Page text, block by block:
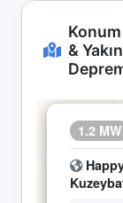
& Yakın
1.2 MW